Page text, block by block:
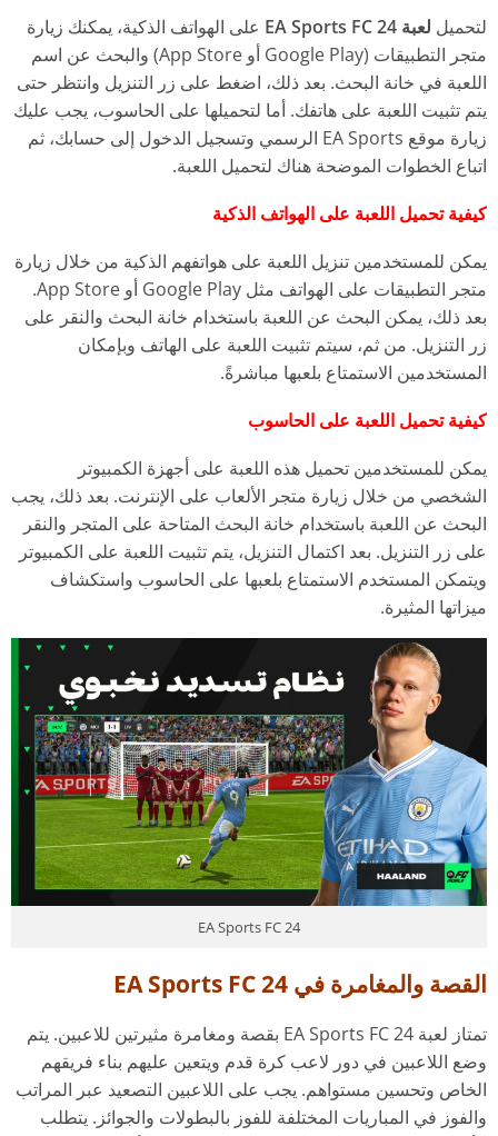
لتحميل لعبة EA Sports FC 24
على الهواتف الذكية، يمكنك زيارة
متجر التطبيقات (Google Play أو App Store) والبحث عن اسم
اللعبة في خانة البحث. بعد ذلك، اضغط على زر التنزيل وانتظر حتى
يتم تثبيت اللعبة على هاتفك. أما لتحميلها على الحاسوب، يجب عليك
زيارة موقع EA Sports الرسمي وتسجيل الدخول إلى حسابك، ثم
اتباع الخطوات الموضحة هناك لتحميل اللعبة.
كيفية تحميل اللعبة على الهواتف الذكية
يمكن للمستخدمين تنزيل اللعبة على هواتفهم الذكية من خلال زيارة
متجر التطبيقات على الهواتف مثل Google Play أو App Store.
بعد ذلك، يمكن البحث عن اللعبة باستخدام خانة البحث والنقر على
زر التنزيل. من ثم، سيتم تثبيت اللعبة على الهاتف وبإمكان
المستخدمين الاستمتاع بلعبها مباشرةً.
كيفية تحميل اللعبة على الحاسوب
يمكن للمستخدمين تحميل هذه اللعبة على أجهزة الكمبيوتر
الشخصي من خلال زيارة متجر الألعاب على الإنترنت. بعد ذلك، يجب
البحث عن اللعبة باستخدام خانة البحث المتاحة على المتجر والنقر
على زر التنزيل. بعد اكتمال التنزيل، يتم تثبيت اللعبة على الكمبيوتر
ويتمكن المستخدم الاستمتاع بلعبها على الحاسوب واستكشاف
ميزاتها المثيرة.
EA Sports FC 24
القصة والمغامرة في EA Sports FC 24
تمتاز لعبة EA Sports FC 24 بقصة ومغامرة مثيرتين للاعبين. يتم
وضع اللاعبين في دور لاعب كرة قدم ويتعين عليهم بناء فريقهم
الخاص وتحسين مستواهم. يجب على اللاعبين التصعيد عبر المراتب
والفوز في المباريات المختلفة للفوز بالبطولات والجوائز. يتطلب